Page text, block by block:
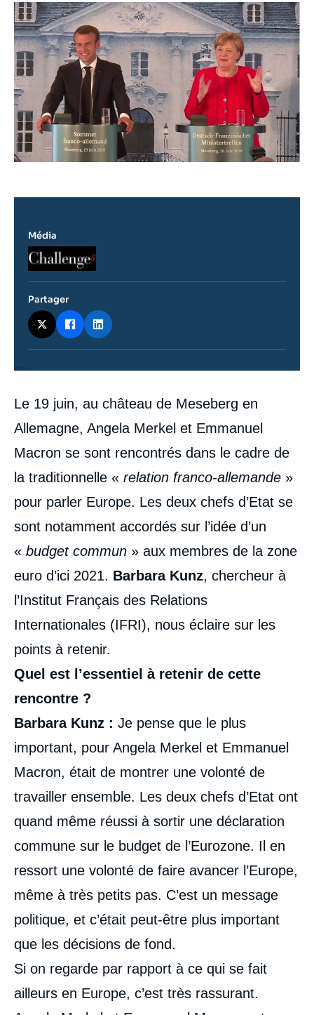
Image
principale
médiatique
Contenu
intervention
médiatique
Le 19 juin, au château de Meseberg en
Allemagne, Angela Merkel et Emmanuel
Macron se sont rencontrés dans le cadre de
la traditionnelle « relation franco-allemande »
pour parler Europe. Les deux chefs d’Etat se
sont notamment accordés sur l’idée d’un
« budget commun » aux membres de la zone
euro d’ici 2021. Barbara Kunz, chercheur à
l’Institut Français des Relations
Internationales (IFRI), nous éclaire sur les
points à retenir.
Quel est l’essentiel à retenir de cette
rencontre ?
Barbara Kunz : Je pense que le plus
important, pour Angela Merkel et Emmanuel
Macron, était de montrer une volonté de
travailler ensemble. Les deux chefs d’Etat ont
quand même réussi à sortir une déclaration
commune sur le budget de l’Eurozone. Il en
ressort une volonté de faire avancer l’Europe,
même à très petits pas. C’est un message
politique, et c’était peut-être plus important
que les décisions de fond.
Si on regarde par rapport à ce qui se fait
ailleurs en Europe, c’est très rassurant.
Média
Logo
Partager